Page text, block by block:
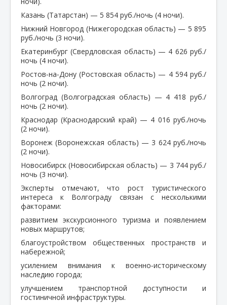
Казань (Татарстан) — 5 854 руб./ночь (4 ночи).
Нижний Новгород (Нижегородская область) — 5 895
руб./ночь (3 ночи).
Екатеринбург (Свердловская область) — 4 626 руб./
ночь (4 ночи).
Ростов‑на‑Дону (Ростовская область) — 4 594 руб./
ночь (2 ночи).
Волгоград (Волгоградская область) — 4 418 руб./
ночь (2 ночи).
Краснодар (Краснодарский край) — 4 016 руб./ночь
(2 ночи).
Воронеж (Воронежская область) — 3 624 руб./ночь
(2 ночи).
Новосибирск (Новосибирская область) — 3 744 руб./
ночь (3 ночи).
Эксперты отмечают, что рост туристического
интереса к Волгограду связан с несколькими
факторами:
развитием экскурсионного туризма и появлением
новых маршрутов;
благоустройством общественных пространств и
набережной;
усилением внимания к военно‑историческому
наследию города;
улучшением транспортной доступности и
гостиничной инфраструктуры.